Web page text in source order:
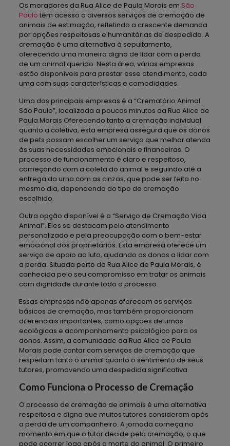
Os moradores da Rua Alice de Paula Morais em São
Paulo têm acesso a diversos serviços de cremação de
animais de estimação, refletindo a crescente demanda
por opções respeitosas e humanitárias de despedida. A
cremação é uma alternativa à sepultamento,
oferecendo uma maneira digna de lidar com a perda
de um animal querido. Nesta área, várias empresas
estão disponíveis para prestar esse atendimento, cada
uma com suas características e comodidades.
Uma das principais empresas é a “Crematório Animal
São Paulo”, localizada a poucos minutos da Rua Alice de
Paula Morais Oferecendo tanto a cremação individual
quanto a coletiva, esta empresa assegura que os donos
de pets possam escolher um serviço que melhor atenda
às suas necessidades emocionais e financeiras. O
processo de funcionamento é claro e respeitoso,
começando com a coleta do animal e seguindo até a
entrega da urna com as cinzas, que pode ser feita no
mesmo dia, dependendo do tipo de cremação
escolhido.
Outra opção disponível é a “Serviço de Cremação Vida
Animal”. Eles se destacam pelo atendimento
personalizado e pela preocupação com o bem-estar
emocional dos proprietários. Esta empresa oferece um
serviço de apoio ao luto, ajudando os donos a lidar com
a perda. Situada perto da Rua Alice de Paula Morais, é
conhecida pelo seu compromisso em tratar os animais
com dignidade durante todo o processo.
Essas empresas não apenas oferecem os serviços
básicos de cremação, mas também proporcionam
diferenciais importantes, como opções de urnas
ecológicas e acompanhamento psicológico para os
donos. Assim, a comunidade da Rua Alice de Paula
Morais pode contar com serviços de cremação que
respeitam tanto o animal quanto o sentimento de seus
tutores, promovendo uma despedida significativa.
Como Funciona o Processo de Cremação
O processo de cremação de animais é uma alternativa
respeitosa e digna que muitos tutores consideram após
a perda de um companheiro. A jornada começa no
momento em que o tutor decide pela cremação, o que
pode ocorrer logo após a morte do animal. O primeiro